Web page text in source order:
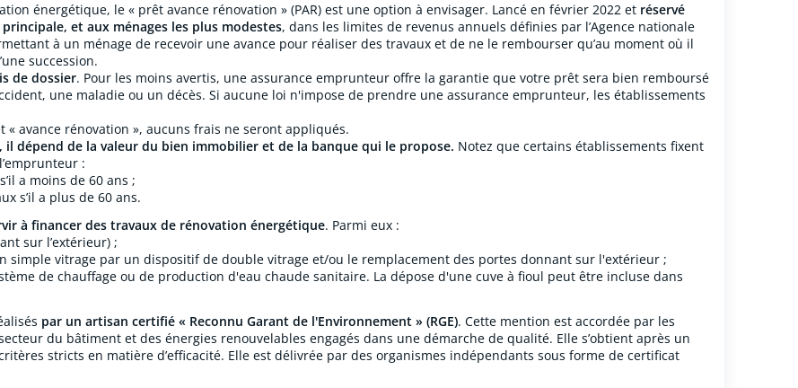
énergétique, le « prêt avance rénovation » (PAR) est une option à envisager. Lancé en février 2022 et réservé
et aux ménages les plus modestes, dans les limites de revenus annuels définies par l’Agence nationale
à un ménage de recevoir une avance pour réaliser des travaux et de ne le rembourser qu’au moment où il
succession.
de dossier. Pour les moins avertis, une assurance emprunteur offre la garantie que votre prêt sera bien remboursé
une maladie ou un décès. Si aucune loi n'impose de prendre une assurance emprunteur, les établissements
« avance rénovation », aucuns frais ne seront appliqués.
dépend de la valeur du bien immobilier et de la banque qui le propose. Notez que certains établissements fixent
:
a moins de 60 ans ;
s’il a plus de 60 ans.
à financer des travaux de rénovation énergétique. Parmi eux :
sur l’extérieur) ;
simple vitrage par un dispositif de double vitrage et/ou le remplacement des portes donnant sur l'extérieur ;
de chauffage ou de production d'eau chaude sanitaire. La dépose d'une cuve à fioul peut être incluse dans
par un artisan certifié « Reconnu Garant de l'Environnement » (RGE). Cette mention est accordée par les
du bâtiment et des énergies renouvelables engagés dans une démarche de qualité. Elle s’obtient après un
stricts en matière d’efficacité. Elle est délivrée par des organismes indépendants sous forme de certificat